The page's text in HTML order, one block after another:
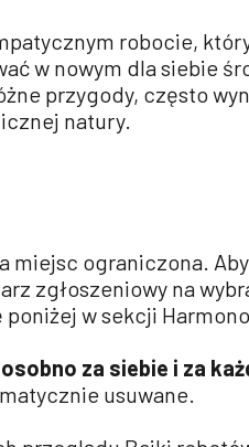
robocie,
w nowym dla siebie
przygody, często
natury.
miejsc ograniczona.
zgłoszeniowy na
w sekcji
za siebie i za
usuwane.